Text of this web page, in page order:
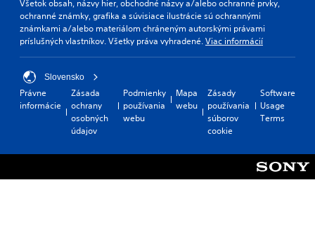
Všetok obsah, názvy hier, obchodné názvy a/alebo ochranné prvky,
ochranné známky, grafika a súvisiace ilustrácie sú ochrannými
známkami a/alebo materiálom chráneným autorskými právami
príslušných vlastníkov. Všetky práva vyhradené.Viac informácií
Slovensko
Právne
informácie
Zásada
ochrany
osobných
údajov
Podmienky
používania
webu
Mapa
webu
Zásady
používania
súborov
cookie
Software
Usage
Terms